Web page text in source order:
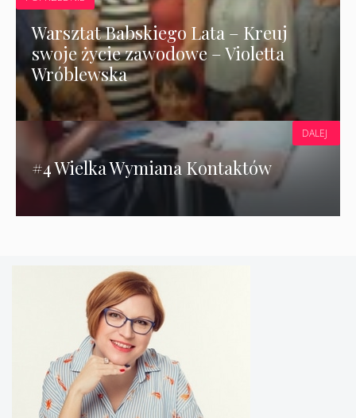
Warsztat Babskiego Lata – Kreuj
swoje życie zawodowe – Violetta
Wróblewska
#4 Wielka Wymiana Kontaktów
DALEJ